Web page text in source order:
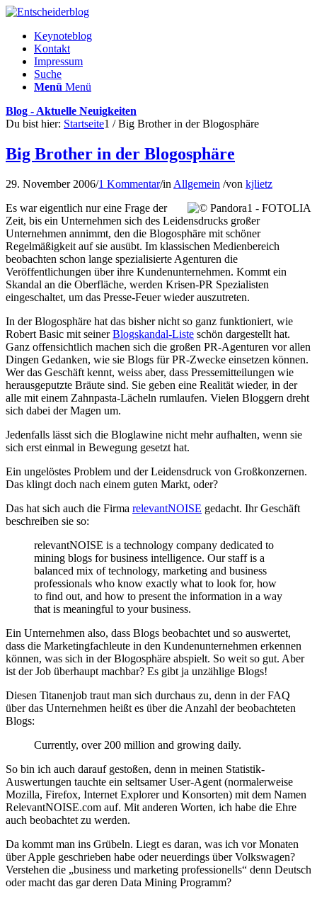
Keynoteblog
Kontakt
Impressum
Suche
Menü Menü
Blog - Aktuelle Neuigkeiten
Du bist hier: Startseite1 / Big Brother in der Blogosphäre
Big Brother in der Blogosphäre
29. November 2006/1 Kommentar/in Allgemein /von kjlietz
Es war eigentlich nur eine Frage der
Zeit, bis ein Unternehmen sich des Leidensdrucks großer
Unternehmen annimmt, den die Blogosphäre mit schöner
Regelmäßigkeit auf sie ausübt. Im klassischen Medienbereich
beobachten schon lange spezialisierte Agenturen die
Veröffentlichungen über ihre Kundenunternehmen. Kommt ein
Skandal an die Oberfläche, werden Krisen-PR Spezialisten
eingeschaltet, um das Presse-Feuer wieder auszutreten.
In der Blogosphäre hat das bisher nicht so ganz funktioniert, wie
Robert Basic mit seinerBlogskandal-Liste schön dargestellt hat.
Ganz offensichtlich machen sich die großen PR-Agenturen vor allen
Dingen Gedanken, wie sie Blogs für PR-Zwecke einsetzen können.
Wer das Geschäft kennt, weiss aber, dass Pressemitteilungen wie
herausgeputzte Bräute sind. Sie geben eine Realität wieder, in der
alle mit einem Zahnpasta-Lächeln rumlaufen. Vielen Bloggern dreht
sich dabei der Magen um.
Jedenfalls lässt sich die Bloglawine nicht mehr aufhalten, wenn sie
sich erst einmal in Bewegung gesetzt hat.
Ein ungelöstes Problem und der Leidensdruck von Großkonzernen.
Das klingt doch nach einem guten Markt, oder?
Das hat sich auch die Firma relevantNOISE gedacht. Ihr Geschäft
beschreiben sie so:
relevantNOISE is a technology company dedicated to
mining blogs for business intelligence. Our staff is a
balanced mix of technology, marketing and business
professionals who know exactly what to look for, how
to find out, and how to present the information in a way
that is meaningful to your business.
Ein Unternehmen also, dass Blogs beobachtet und so auswertet,
dass die Marketingfachleute in den Kundenunternehmen erkennen
können, was sich in der Blogosphäre abspielt. So weit so gut. Aber
ist der Job überhaupt machbar? Es gibt ja unzählige Blogs!
Diesen Titanenjob traut man sich durchaus zu, denn in der FAQ
über das Unternehmen heißt es über die Anzahl der beobachteten
Blogs:
Currently, over 200 million and growing daily.
So bin ich auch darauf gestoßen, denn in meinen Statistik-
Auswertungen tauchte ein seltsamer User-Agent (normalerweise
Mozilla, Firefox, Internet Explorer und Konsorten) mit dem Namen
RelevantNOISE.com auf. Mit anderen Worten, ich habe die Ehre
auch beobachtet zu werden.
Da kommt man ins Grübeln. Liegt es daran, was ich vor Monaten
über Apple geschrieben habe oder neuerdings über Volkswagen?
Verstehen die „business und marketing professionells“ denn Deutsch
oder macht das gar deren Data Mining Programm?